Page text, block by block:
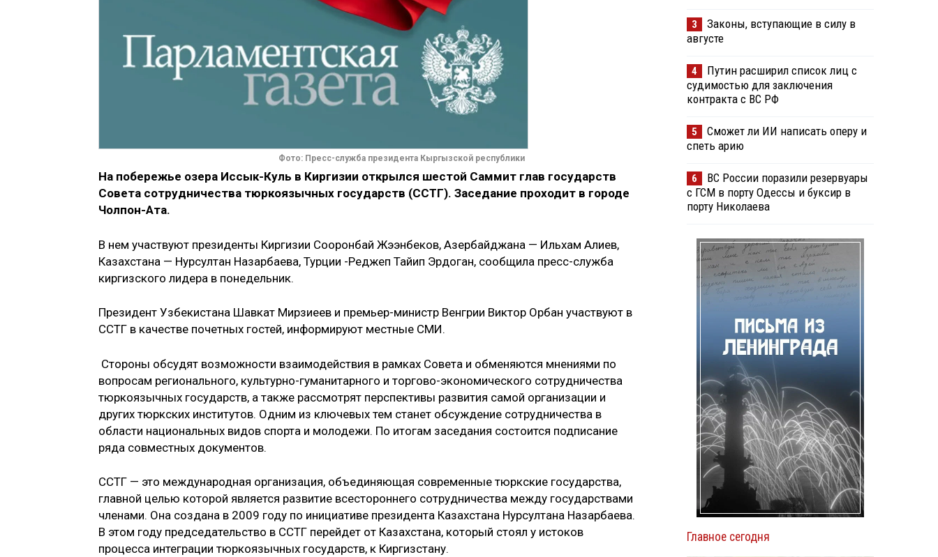
Фото: Пресс-служба президента Кыргызской республики
На побережье озера Иссык-Куль в Киргизии открылся шестой Саммит глав государств
Совета сотрудничества тюркоязычных государств (ССТГ). Заседание проходит в городе
Чолпон-Ата.
В нем участвуют президенты Киргизии Сооронбай Жээнбеков, Азербайджана — Ильхам Алиев,
Казахстана — Нурсултан Назарбаева, Турции -Реджеп Тайип Эрдоган, сообщила пресс-служба
киргизского лидера в понедельник.
Президент Узбекистана Шавкат Мирзиеев и премьер-министр Венгрии Виктор Орбан участвуют в
ССТГ в качестве почетных гостей, информируют местные СМИ.
Стороны обсудят возможности взаимодействия в рамках Совета и обменяются мнениями по
вопросам регионального, культурно-гуманитарного и торгово-экономического сотрудничества
тюркоязычных государств, а также рассмотрят перспективы развития самой организации и
других тюркских институтов. Одним из ключевых тем станет обсуждение сотрудничества в
области национальных видов спорта и молодежи. По итогам заседания состоится подписание
ряда совместных документов.
ССТГ — это международная организация, объединяющая современные тюркские государства,
главной целью которой является развитие всестороннего сотрудничества между государствами
членами. Она создана в 2009 году по инициативе президента Казахстана Нурсултана Назарбаева.
В этом году председательство в ССТГ перейдет от Казахстана, который стоял у истоков
процесса интеграции тюркоязычных государств, к Киргизстану.
3
Законы, вступающие в силу в
августе
4
Путин расширил список лиц с
судимостью для заключения
контракта с ВС РФ
5
Сможет ли ИИ написать оперу и
спеть арию
6
ВС России поразили резервуары
с ГСМ в порту Одессы и буксир в
порту Николаева
Главное сегодня